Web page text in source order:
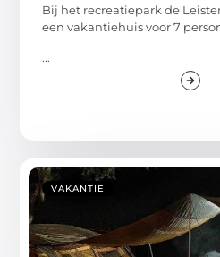
Bij het recreatiepark de
een vakantiehuis voor 7
...
VAKANTIE